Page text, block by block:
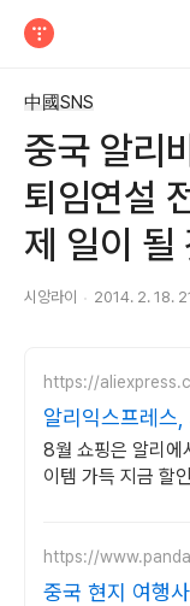
中國SNS
중국 알리
퇴임연설
제 일이 될
시앙라이 2014. 2. 18.
https://
알리익스프레스
구매라면 웰컴
8월 쇼핑은 알리에
이템 가득 지금 할
https://
중국 현지 여행